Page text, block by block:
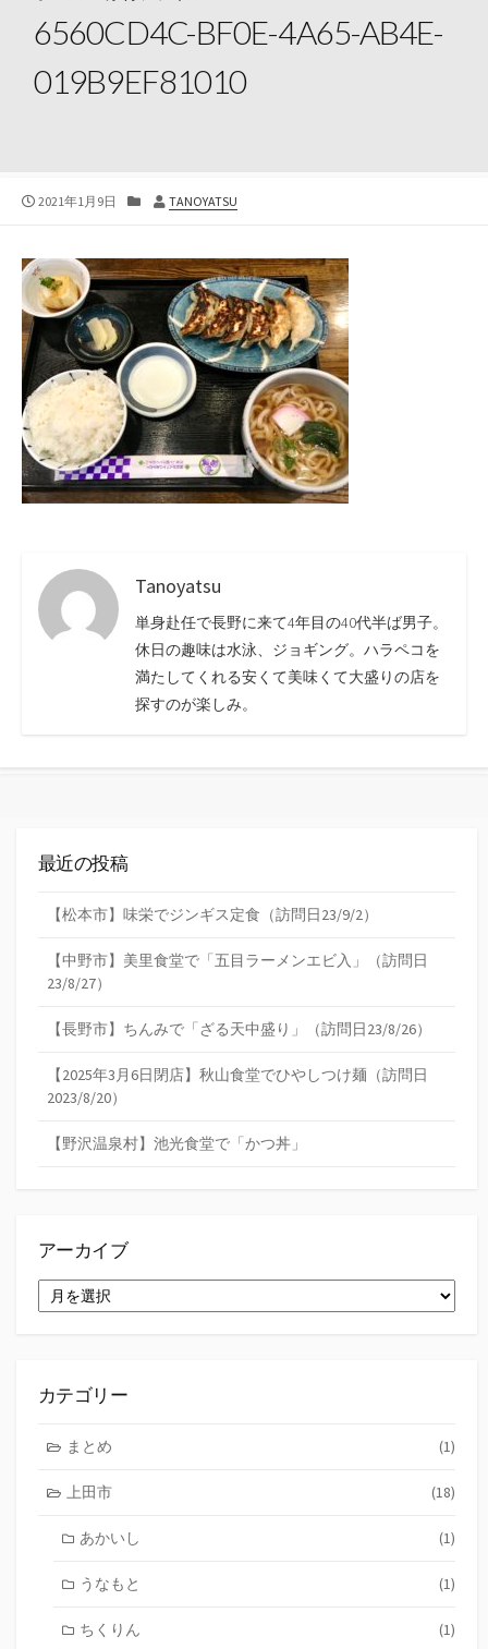
6560CD4C-BF0E-4A65-AB4E-
019B9EF81010
公
2021年1月9日
カ
リ
ー
投
TANOYATSU
Tanoyatsu
単身赴任で長野に来て4年目の40代半ば男子。
休日の趣味は水泳、ジョギング。ハラペコを
満たしてくれる安くて美味くて大盛りの店を
探すのが楽しみ。
最近の投稿
【松本市】味栄でジンギス定食（訪問日23/9/2）
【中野市】美里食堂で「五目ラーメンエビ入」（訪問日
23/8/27）
【長野市】ちんみで「ざる天中盛り」（訪問日23/8/26）
【2025年3月6日閉店】秋山食堂でひやしつけ麺（訪問日
2023/8/20）
【野沢温泉村】池光食堂で「かつ丼」
アーカイブ
ー
カテゴリー
まとめ (1)
上田市 (18)
あかいし (1)
うなもと (1)
ちくりん (1)